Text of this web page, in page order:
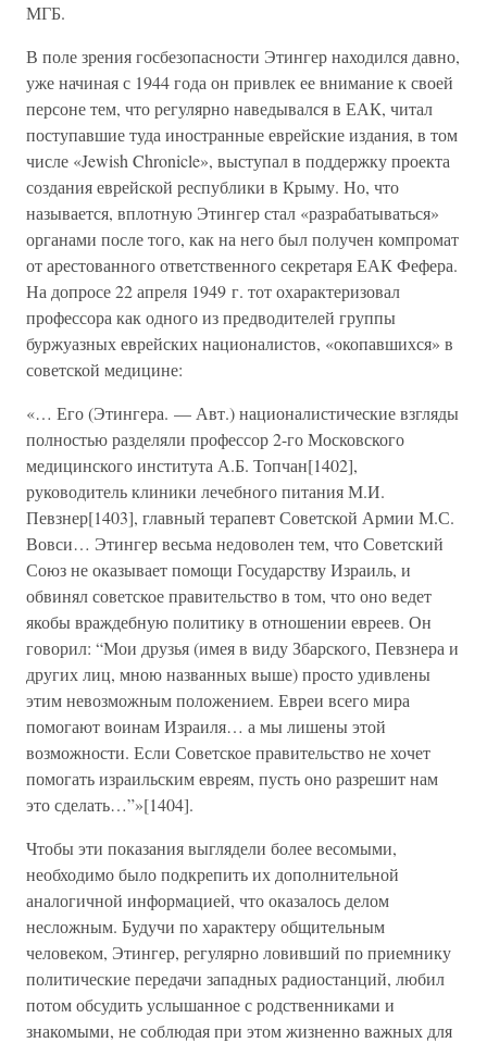
МГБ.
В поле зрения госбезопасности Этингер находился давно,
уже начиная с 1944 года он привлек ее внимание к своей
персоне тем, что регулярно наведывался в ЕАК, читал
поступавшие туда иностранные еврейские издания, в том
числе «Jewish Chronicle», выступал в поддержку проекта
создания еврейской республики в Крыму. Но, что
называется, вплотную Этингер стал «разрабатываться»
органами после того, как на него был получен компромат
от арестованного ответственного секретаря ЕАК Фефера.
На допросе 22 апреля 1949 г. тот охарактеризовал
профессора как одного из предводителей группы
буржуазных еврейских националистов, «окопавшихся» в
советской медицине:
«… Его (Этингера. — Авт.) националистические взгляды
полностью разделяли профессор 2-го Московского
медицинского института А.Б. Топчан[1402],
руководитель клиники лечебного питания М.И.
Певзнер[1403], главный терапевт Советской Армии М.С.
Вовси… Этингер весьма недоволен тем, что Советский
Союз не оказывает помощи Государству Израиль, и
обвинял советское правительство в том, что оно ведет
якобы враждебную политику в отношении евреев. Он
говорил: “Мои друзья (имея в виду Збарского, Певзнера и
других лиц, мною названных выше) просто удивлены
этим невозможным положением. Евреи всего мира
помогают воинам Израиля… а мы лишены этой
возможности. Если Советское правительство не хочет
помогать израильским евреям, пусть оно разрешит нам
это сделать…”»[1404].
Чтобы эти показания выглядели более весомыми,
необходимо было подкрепить их дополнительной
аналогичной информацией, что оказалось делом
несложным. Будучи по характеру общительным
человеком, Этингер, регулярно ловивший по приемнику
политические передачи западных радиостанций, любил
потом обсудить услышанное с родственниками и
знакомыми, не соблюдая при этом жизненно важных для